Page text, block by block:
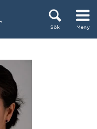
Sök Meny